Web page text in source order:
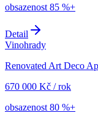
obsazenost 85 %+
Detail
Vinohrady
Renovated Art Deco
670 000 Kč / rok
obsazenost 80 %+